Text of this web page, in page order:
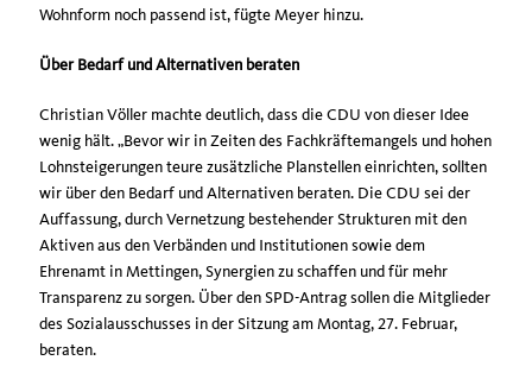
Wohnform noch passend ist, fügte Meyer hinzu.
Über Bedarf und Alternativen beraten
Christian Völler machte deutlich, dass die CDU von dieser Idee
wenig hält. „Bevor wir in Zeiten des Fachkräftemangels und hohen
Lohnsteigerungen teure zusätzliche Planstellen einrichten, sollten
wir über den Bedarf und Alternativen beraten. Die CDU sei der
Auffassung, durch Vernetzung bestehender Strukturen mit den
Aktiven aus den Verbänden und Institutionen sowie dem
Ehrenamt in Mettingen, Synergien zu schaffen und für mehr
Transparenz zu sorgen. Über den SPD-Antrag sollen die Mitglieder
des Sozialausschusses in der Sitzung am Montag, 27. Februar,
beraten.